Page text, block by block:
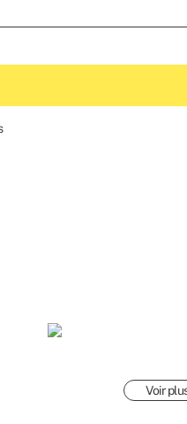
Voir